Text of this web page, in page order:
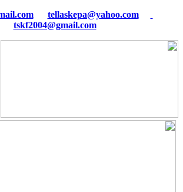
tellaskepa@yahoo.com
tskf2004@gmail.com